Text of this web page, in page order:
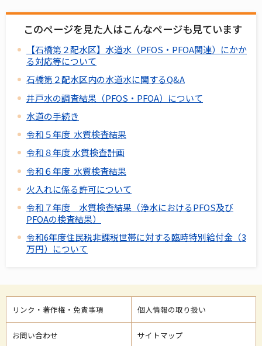
このページを見た人はこんなページも見ています
【石橋第２配水区】水道水（PFOS・PFOA関連）にかか
る対応等について
石橋第２配水区内の水道水に関するQ&A
井戸水の調査結果（PFOS・PFOA）について
水道の手続き
令和５年度 水質検査結果
令和８年度 水質検査計画
令和６年度 水質検査結果
火入れに係る許可について
令和７年度 水質検査結果（浄水におけるPFOS及び
PFOAの検査結果）
令和6年度住民税非課税世帯に対する臨時特別給付金（3
万円）について
リンク・著作権・免責事項 個人情報の取り扱い
お問い合わせ サイトマップ